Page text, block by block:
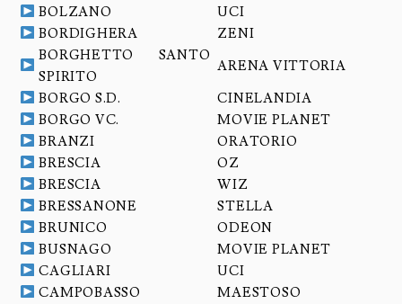
BOLZANO
UCI
BORDIGHERA
ZENI
BORGHETTO SANTO
SPIRITO
ARENA VITTORIA
BORGO S.D.
CINELANDIA
BORGO VC.
MOVIE PLANET
BRANZI
ORATORIO
BRESCIA
OZ
BRESCIA
WIZ
BRESSANONE
STELLA
BRUNICO
ODEON
BUSNAGO
MOVIE PLANET
CAGLIARI
UCI
CAMPOBASSO
MAESTOSO